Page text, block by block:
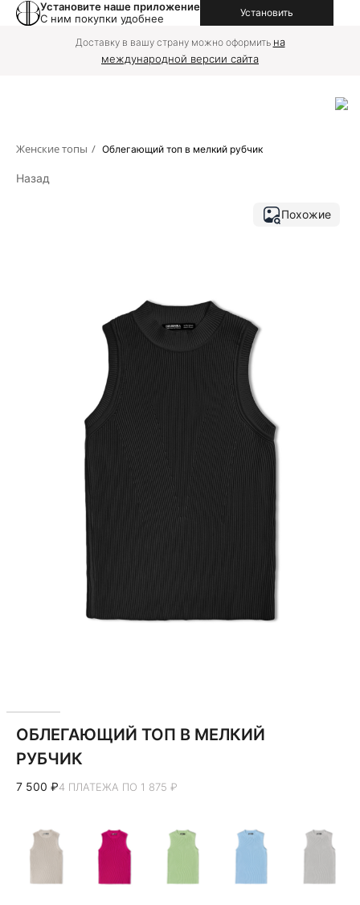
Установите наше приложение
С ним покупки удобнее
Установить
Доставку в вашу страну можно оформить на
международной версии сайта
Женские топы / Облегающий топ в мелкий рубчик
Назад
Похожие
ОБЛЕГАЮЩИЙ ТОП В МЕЛКИЙ
РУБЧИК
7 500 ₽4 ПЛАТЕЖА ПО 1 875 ₽